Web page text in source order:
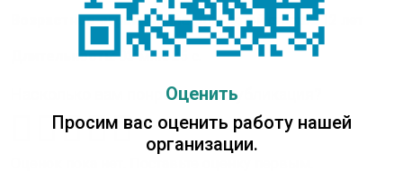
Возрастное ограничение: для детей старше 12 лет
Длительность: 03 мин. 25 с.
Насколько вам понравилась публикация?
Оценить
Просим вас оценить работу нашей
организации.